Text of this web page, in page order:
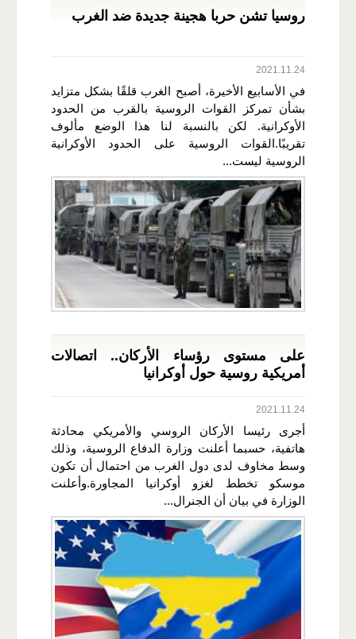
روسيا تشن حربا هجينة جديدة ضد الغرب
2021.11.24
في الأسابيع الأخيرة، أصبح الغرب قلقًا بشكل متزايد
بشأن تمركز القوات الروسية بالقرب من الحدود
الأوكرانية. لكن بالنسبة لنا هذا الوضع مألوف
تقريبًا.القوات الروسية على الحدود الأوكرانية
الروسية ليست...
على مستوى رؤساء الأركان.. اتصالات
أمريكية روسية حول أوكرانيا
2021.11.24
أجرى رئيسا الأركان الروسي والأمريكي محادثة
هاتفية، حسبما أعلنت وزارة الدفاع الروسية، وذلك
وسط مخاوف لدى دول الغرب من احتمال أن تكون
موسكو تخطط لغزو أوكرانيا المجاورة.وأعلنت
الوزارة في بيان أن الجنرال...